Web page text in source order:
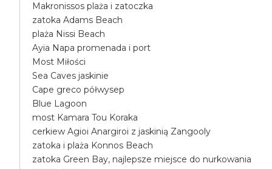
Makronissos plaża i zatoczka
zatoka Adams Beach
plaża Nissi Beach
Ayia Napa promenada i port
Most Miłości
Sea Caves jaskinie
Cape greco półwysep
Blue Lagoon
most Kamara Tou Koraka
cerkiew Agioi Anargiroi z jaskinią Zangooly
zatoka i plaża Konnos Beach
zatoka Green Bay, najlepsze miejsce do nurkowania